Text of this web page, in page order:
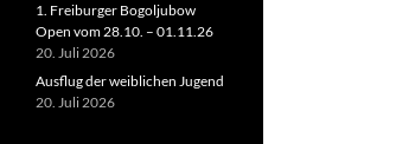
1. Freiburger Bogoljubow
Open vom 28.10. – 01.11.26
20. Juli 2026
Ausflug der weiblichen Jugend
20. Juli 2026